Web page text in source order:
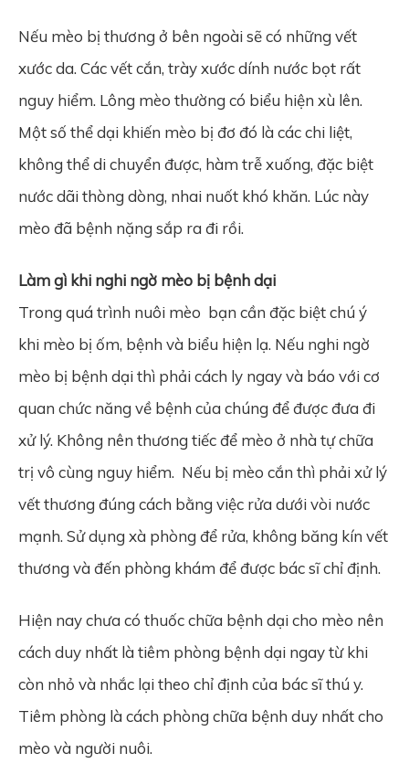
Nếu mèo bị thương ở bên ngoài sẽ có những vết
xước da. Các vết cắn, trày xước dính nước bọt rất
nguy hiểm. Lông mèo thường có biểu hiện xù lên.
Một số thể dại khiến mèo bị đơ đó là các chi liệt,
không thể di chuyển được, hàm trễ xuống, đặc biệt
nước dãi thòng dòng, nhai nuốt khó khăn. Lúc này
mèo đã bệnh nặng sắp ra đi rồi.
Làm gì khi nghi ngờ mèo bị bệnh dại
Trong quá trình nuôi mèo bạn cần đặc biệt chú ý
khi mèo bị ốm, bệnh và biểu hiện lạ. Nếu nghi ngờ
mèo bị bệnh dại thì phải cách ly ngay và báo với cơ
quan chức năng về bệnh của chúng để được đưa đi
xử lý. Không nên thương tiếc để mèo ở nhà tự chữa
trị vô cùng nguy hiểm. Nếu bị mèo cắn thì phải xử lý
vết thương đúng cách bằng việc rửa dưới vòi nước
mạnh. Sử dụng xà phòng để rửa, không băng kín vết
thương và đến phòng khám để được bác sĩ chỉ định.
Hiện nay chưa có thuốc chữa bệnh dại cho mèo nên
cách duy nhất là tiêm phòng bệnh dại ngay từ khi
còn nhỏ và nhắc lại theo chỉ định của bác sĩ thú y.
Tiêm phòng là cách phòng chữa bệnh duy nhất cho
mèo và người nuôi.